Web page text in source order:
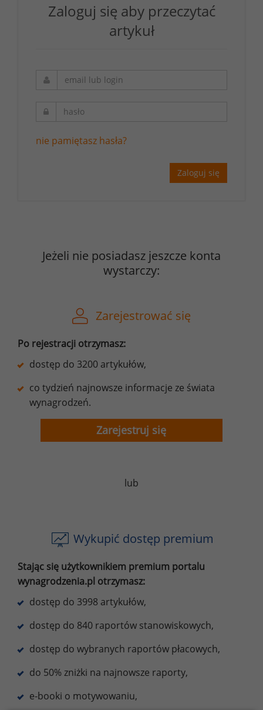
Zaloguj się aby przeczytać
artykuł
nie pamiętasz hasła?
Zaloguj się
Jeżeli nie posiadasz jeszcze konta
wystarczy:
Zarejestrować się
Po rejestracji otrzymasz:
dostęp do 3200 artykułów,
co tydzień najnowsze informacje ze świata
wynagrodzeń.
Zarejestruj się
lub
Wykupić dostęp premium
Stając się użytkownikiem premium portalu
wynagrodzenia.pl otrzymasz:
dostęp do 3998 artykułów,
dostęp do 840 raportów stanowiskowych,
dostęp do wybranych raportów płacowych,
do 50% zniżki na najnowsze raporty,
e-booki o motywowaniu,